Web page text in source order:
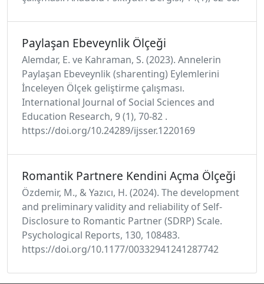
Paylaşan Ebeveynlik Ölçeği
Alemdar, E. ve Kahraman, S. (2023). Annelerin
Paylaşan Ebeveynlik (sharenting) Eylemlerini
İnceleyen Ölçek geliştirme çalışması.
International Journal of Social Sciences and
Education Research, 9 (1), 70-82 .
https://doi.org/10.24289/ijsser.1220169
Romantik Partnere Kendini Açma Ölçeği
Özdemir, M., & Yazıcı, H. (2024). The development
and preliminary validity and reliability of Self-
Disclosure to Romantic Partner (SDRP) Scale.
Psychological Reports, 130, 108483.
https://doi.org/10.1177/00332941241287742